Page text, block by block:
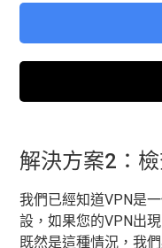
解決方案2：
我們已經知道VPN是
設，如果您的VPN出
既然是這種情況，我